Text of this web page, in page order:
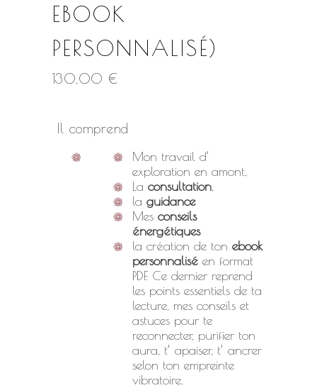
EBOOK
PERSONNALISÉ)
130,00 €
Il comprend
Mon travail d’
exploration en amont,
Laconsultation
laguidance
Mesconseils
énergétiques
la création de tonebook
personnaliséen format
PDF. Ce dernier reprend
les points essentiels de ta
lecture, mes conseils et
astuces pour te
reconnecter, purifier ton
aura, t’ apaiser, t’ ancrer
selon ton empreinte
vibratoire.